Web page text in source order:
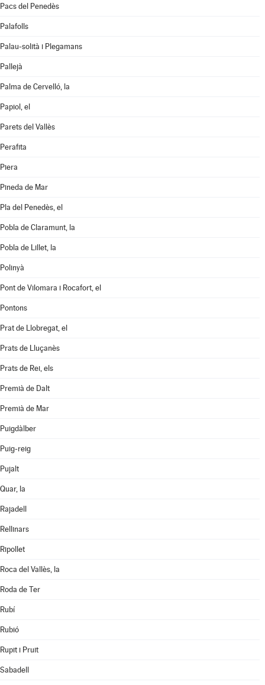
Pacs del Penedès
Palafolls
Palau-solità i Plegamans
Pallejà
Palma de Cervelló, la
Papiol, el
Parets del Vallès
Perafita
Piera
Pineda de Mar
Pla del Penedès, el
Pobla de Claramunt, la
Pobla de Lillet, la
Polinyà
Pont de Vilomara i Rocafort, el
Pontons
Prat de Llobregat, el
Prats de Lluçanès
Prats de Rei, els
Premià de Dalt
Premià de Mar
Puigdàlber
Puig-reig
Pujalt
Quar, la
Rajadell
Rellinars
Ripollet
Roca del Vallès, la
Roda de Ter
Rubí
Rubió
Rupit i Pruit
Sabadell